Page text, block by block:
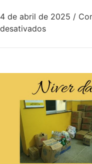
4 de abril de 2025 /
desativados